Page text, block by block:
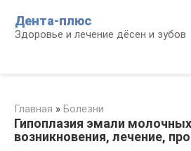
контенту
Дента-плюс
Здоровье и лечение дёсен и зубов
Главная » Болезни
Гипоплазия эмали
возникновения, лечение,